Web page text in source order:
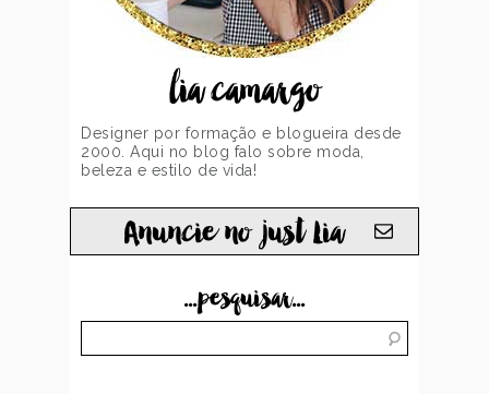
lia camargo
Designer por formação e blogueira desde
2000. Aqui no blog falo sobre moda,
beleza e estilo de vida!
Anuncie no just Lia
...pesquisar...